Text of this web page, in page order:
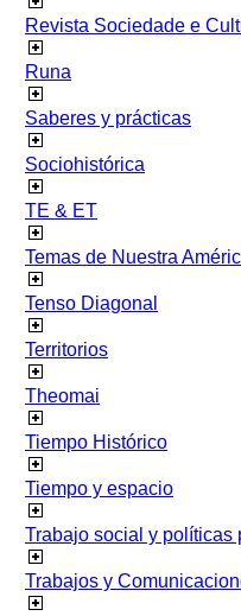
Revista Sociedade e
Runa
Saberes y prácticas
Sociohistórica
TE & ET
Temas de Nuestra
Tenso Diagonal
Territorios
Theomai
Tiempo Histórico
Tiempo y espacio
Trabajo social y políticas
Trabajos y